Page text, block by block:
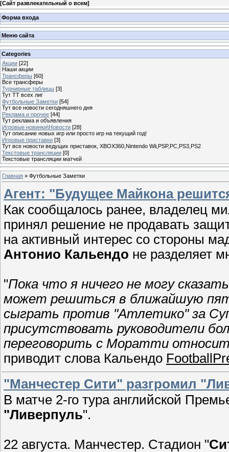
[Сайт развлекательный о всем]
Форма входа
Меню сайта
Categories
Акции [22]
Наши акции
Трансферы [60]
Все трансферы
Турнирные таблицы [3]
Тут ТТ всех лиг
Футбольные Заметки [54]
Тут все новости сегодняшнего дня
Реклама и прочее [44]
Тут реклама и объявления
Игровые новинки\Новости [28]
Тут описание новых игр или просто игр на текущий год!
Игровые приставки [3]
Тут все новости ведущих приставок, XBOX360,Nintendo Wii,PSP,PC,PS3,PS2
Текстовые трансляции [0]
Текстовые трансляции матчей
Главная » Футбольные Заметки
Агент: "Будущее Майкона
Как сообщалось ранее, владелец
принял решение не продавать
на активный интерес со стороны
Антонио Кальендо не разделяет
"Пока что я ничего не могу
может решиться в ближайшую
сыграть против "Атлетико" за
присутствовать руководители
переговорить с Моратти
приводит слова Кальендо
"Манчестер Сити" разгромил
В матче 2-го тура английской
"Ливерпуль".
22 августа. Манчестер. Стадион "